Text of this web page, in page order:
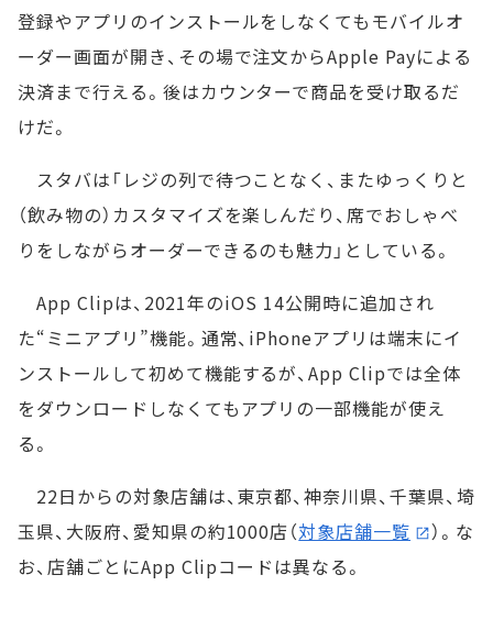
登録やアプリのインストールをしなくてもモバイルオ
ーダー画面が開き、その場で注文からApple Payによる
決済まで行える。後はカウンターで商品を受け取るだ
けだ。
スタバは「レジの列で待つことなく、またゆっくりと
（飲み物の）カスタマイズを楽しんだり、席でおしゃべ
りをしながらオーダーできるのも魅力」としている。
App Clipは、2021年のiOS 14公開時に追加され
た“ミニアプリ”機能。通常、iPhoneアプリは端末にイ
ンストールして初めて機能するが、App Clipでは全体
をダウンロードしなくてもアプリの一部機能が使え
る。
22日からの対象店舗は、東京都、神奈川県、千葉県、埼
玉県、大阪府、愛知県の約1000店（対象店舗一覧
）。な
お、店舗ごとにApp Clipコードは異なる。